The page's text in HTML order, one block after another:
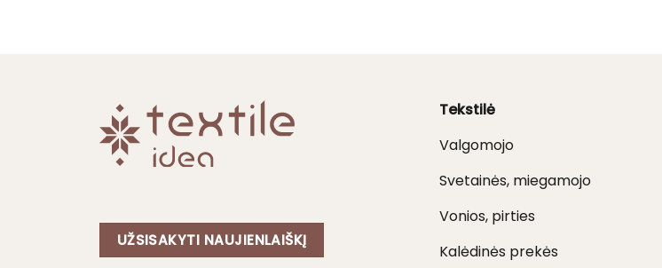
UŽSISAKYTI NAUJIENLAIŠKĮ
Tekstilė
Valgomojo
Svetainės, miegamojo
Vonios, pirties
Kalėdinės prekės